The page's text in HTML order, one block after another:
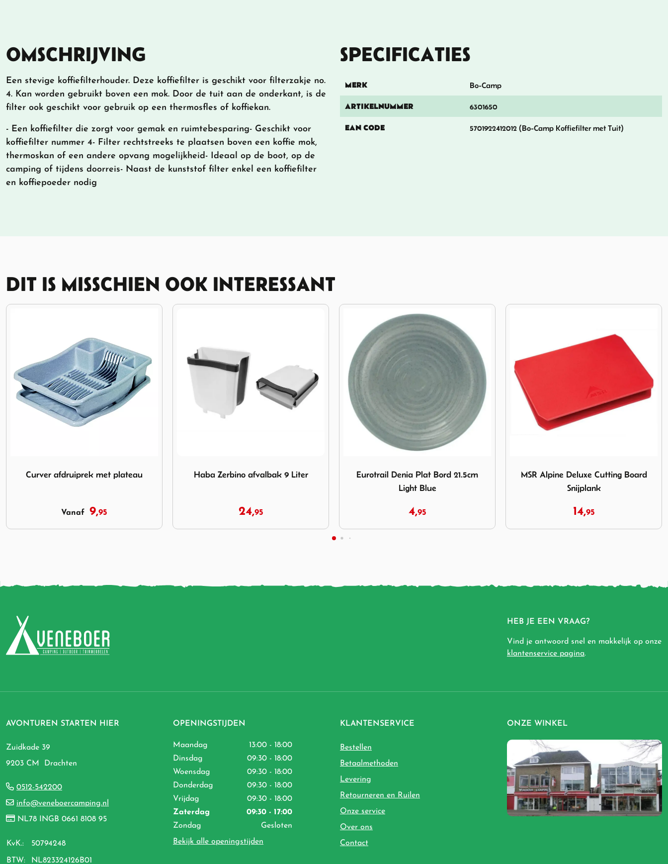
OMSCHRIJVING
Een stevige koffiefilterhouder. Deze koffiefilter is geschikt voor filterzakje no.
4. Kan worden gebruikt boven een mok. Door de tuit aan de onderkant, is de
filter ook geschikt voor gebruik op een thermosfles of koffiekan.
- Een koffiefilter die zorgt voor gemak en ruimtebesparing- Geschikt voor
koffiefilter nummer 4- Filter rechtstreeks te plaatsen boven een koffie mok,
thermoskan of een andere opvang mogelijkheid- Ideaal op de boot, op de
camping of tijdens doorreis- Naast de kunststof filter enkel een koffiefilter
en koffiepoeder nodig
SPECIFICATIES
MERK Bo-Camp
ARTIKELNUMMER 6301650
EAN CODE 5701922412012 (Bo-Camp Koffiefilter met Tuit)
DIT IS MISSCHIEN OOK INTERESSANT
Haba Zerbino afvalbak 9 Liter
24, 95
Eurotrail Denia Plat Bord 21.5cm
4,95
MSR Alpine Deluxe Cutting Board
Snijplank
14,95
Vuilniszakhouder Deluxe Zwart
16,95
HEB JE EEN VRAAG?
Vind je antwoord snel en makkelijk op onze
klantenservice pagina.
AVONTUREN STARTEN HIER
Zuidkade 39
9203 CM Drachten
0512-542200
info@veneboercamping.nl
NL78 INGB 0661 8108 95
KvK.: 50794248
BTW: NL823324126B01
OPENINGSTIJDEN
Maandag
13:00 - 18:00
Dinsdag
09:30 - 18:00
Woensdag
09:30 - 18:00
Donderdag
09:30 - 18:00
Vrijdag
09:30 - 18:00
Zaterdag
09:30 - 17:00
Zondag
Gesloten
Bekijk alle openingstijden
KLANTENSERVICE
Bestellen
Betaalmethoden
Levering
Retourneren en Ruilen
Onze service
Over ons
Contact
ONZE WINKEL